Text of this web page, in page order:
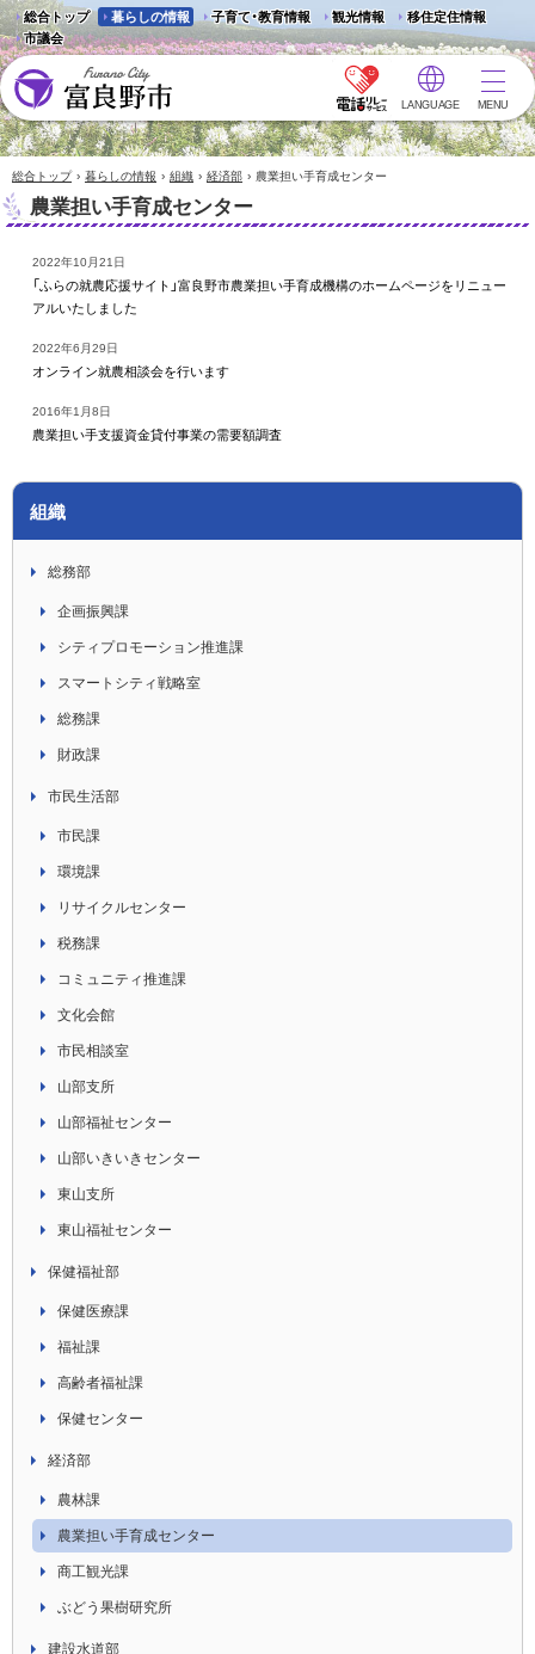
総合トップ 暮らしの情報 子育て・教育情報 観光情報
移住定住情報
市議会
富良野市 - Frano City
LANGUAGE MENU
総合トップ › 暮らしの情報 › 組織 › 経済部 › 農業担い手育成センター
農業担い手育成センター
2022年10月21日
「ふらの就農応援サイト」富良野市農業担い手育成機構のホームページをリニュー
アルいたしました
2022年6月29日
オンライン就農相談会を行います
2016年1月8日
農業担い手支援資金貸付事業の需要額調査
組織
総務部
企画振興課
シティプロモーション推進課
スマートシティ戦略室
総務課
財政課
市民生活部
市民課
環境課
リサイクルセンター
税務課
コミュニティ推進課
文化会館
市民相談室
山部支所
山部福祉センター
山部いきいきセンター
東山支所
東山福祉センター
保健福祉部
保健医療課
福祉課
高齢者福祉課
保健センター
経済部
農林課
農業担い手育成センター
商工観光課
ぶどう果樹研究所
建設水道部